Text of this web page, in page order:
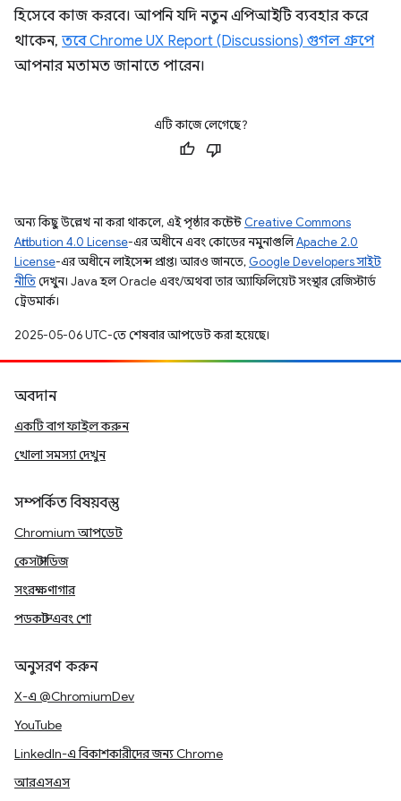
হিসেবে কাজ করবে। আপনি যদি নতুন এপিআইটি ব্যবহার করে
থাকেন, তবে Chrome UX Report (Discussions) গুগল গ্রুপে
আপনার মতামত জানাতে পারেন।
এটি কাজে লেগেছে?
অন্য কিছু উল্লেখ না করা থাকলে, এই পৃষ্ঠার কন্টেন্ট Creative Commons
Attribution 4.0 License-এর অধীনে এবং কোডের নমুনাগুলিApache 2.0
License-এর অধীনে লাইসেন্স প্রাপ্ত। আরও জানতে, Google Developers সাইট
নীতিদেখুন। Java হল Oracle এবং/অথবা তার অ্যাফিলিয়েট সংস্থার রেজিস্টার্ড
ট্রেডমার্ক।
2025-05-06 UTC-তে শেষবার আপডেট করা হয়েছে।
অবদান
একটি বাগ ফাইল করুন
খোলা সমস্যা দেখুন
সম্পর্কিত বিষয়বস্তু
Chromium আপডেট
কেস স্টাডিজ
সংরক্ষণাগার
পডকাস্ট এবং শো
অনুসরণ করুন
X-এ @ChromiumDev
YouTube
LinkedIn-এ বিকাশকারীদের জন্য Chrome
আরএসএস